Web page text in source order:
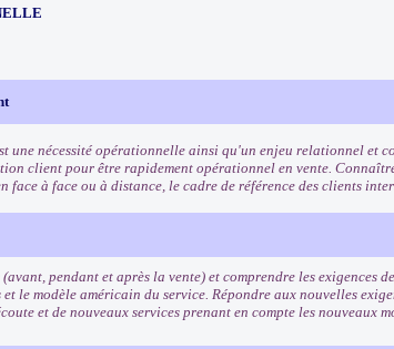
une nécessité opérationnelle ainsi qu'un enjeu relationnel et
client pour être rapidement opérationnel en vente.
à face ou à distance, le cadre de référence des clients
pendant et après la vente) et comprendre les exigences
le modèle américain du service. Répondre aux nouvelles
et de nouveaux services prenant en compte les nouveaux